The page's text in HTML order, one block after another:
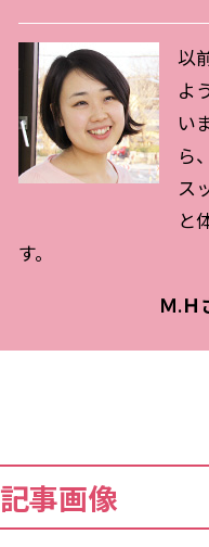
以
よ
い
ら
ス
と
す。
Ｍ.Ｈ
記事画像